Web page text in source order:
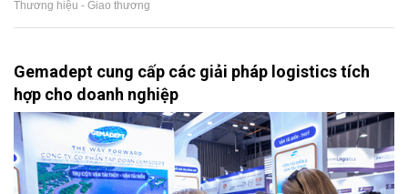
Thương hiệu - Giao thương
Gemadept cung cấp các giải pháp logistics tích
hợp cho doanh nghiệp